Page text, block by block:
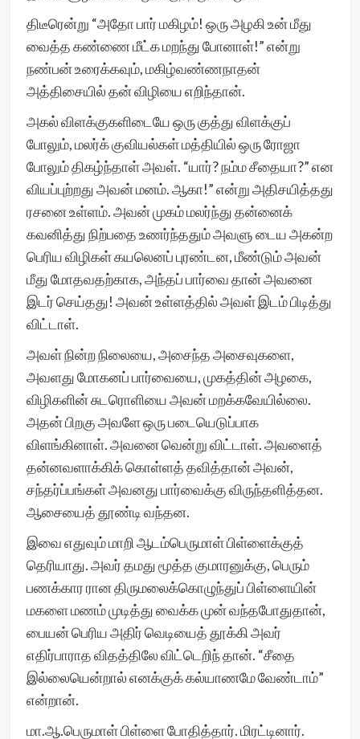
திடீரென்று “அதோ பார் மகிழம்! ஒரு அழகி உன் மீது
வைத்த கண்ணை மீட்க மறந்து போனாள்!” என்று
நண்பன் உரைக்கவும், மகிழ்வண்ணநாதன்
அத்திசையில் தன் விழியை எறிந்தான்.
அகல் விளக்குகளிடையே ஒரு குத்து விளக்குப்
போலும், மலர்க் குவியல்கள் மத்தியில் ஒரு ரோஜா
போலும் திகழ்ந்தாள் அவள். “யார்? நம்ம சீதையா?” என
வியப்புற்றது அவன் மனம். ஆகா!” என்று அதிசயித்தது
ரசனை உள்ளம். அவன் முகம் மலர்ந்து தன்னைக்
கவனித்து நிற்பதை உணர்ந்ததும் அவளு டைய அகன்ற
பெரிய விழிகள் கயலெனப் புரண்டன, மீண்டும் அவன்
மீது மோதவதற்காக, அந்தப் பார்வை தான் அவனை
இடர் செய்தது! அவன் உள்ளத்தில் அவள் இடம் பிடித்து
விட்டாள்.
அவள் நின்ற நிலையை, அசைந்த அசைவுகளை,
அவளது மோகனப் பார்வையை, முகத்தின் அழகை,
விழிகளின் சுடரொளியை அவன் மறக்கவேயில்லை.
அதன் பிறகு அவளே ஒரு படையெடுப்பாக
விளங்கினாள். அவனை வென்று விட்டாள். அவளைத்
தன்னவளாக்கிக் கொள்ளத் தவித்தான் அவன்,
சந்தர்ப்பங்கள் அவனது பார்வைக்கு விருந்தளித்தன.
ஆசையைத் தூண்டி வந்தன.
இவை எதுவும் மாறி ஆடம்பெருமாள் பிள்ளைக்குத்
தெரியாது. அவர் தமது மூத்த குமாரனுக்கு, பெரும்
பணக்கார ரான திருமலைக்கொழுந்துப் பிள்ளையின்
மகளை மணம் முடித்து வைக்க முன் வந்தபோதுதான்,
பையன் பெரிய அதிர் வெடியைத் தூக்கி அவர்
எதிர்பாராத விதத்திலே விட்டெறிந் தான். “சீதை
இல்லையென்றால் எனக்குக் கல்யாணமே வேண்டாம்”
என்றான்.
மா.ஆ.பெருமாள் பிள்ளை போதித்தார். மிரட்டினார்.